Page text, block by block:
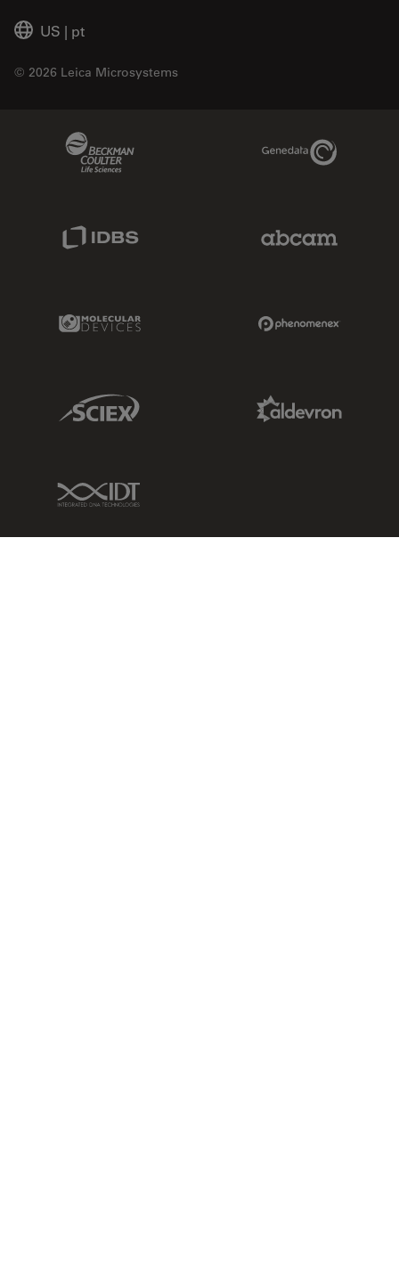
US | pt
© 2026 Leica Microsystems
Genedata Link
Molecular Devices Link
Sciex Link
IDT Link